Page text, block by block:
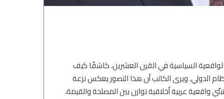
السياسية في القرن العشرين، كاشفًا كيف
الدولي. ويرى الكاتب أن هذا التصور يعكس نزعة
واقعية عربية أخلاقية توازن بين المصلحة والقيمة،